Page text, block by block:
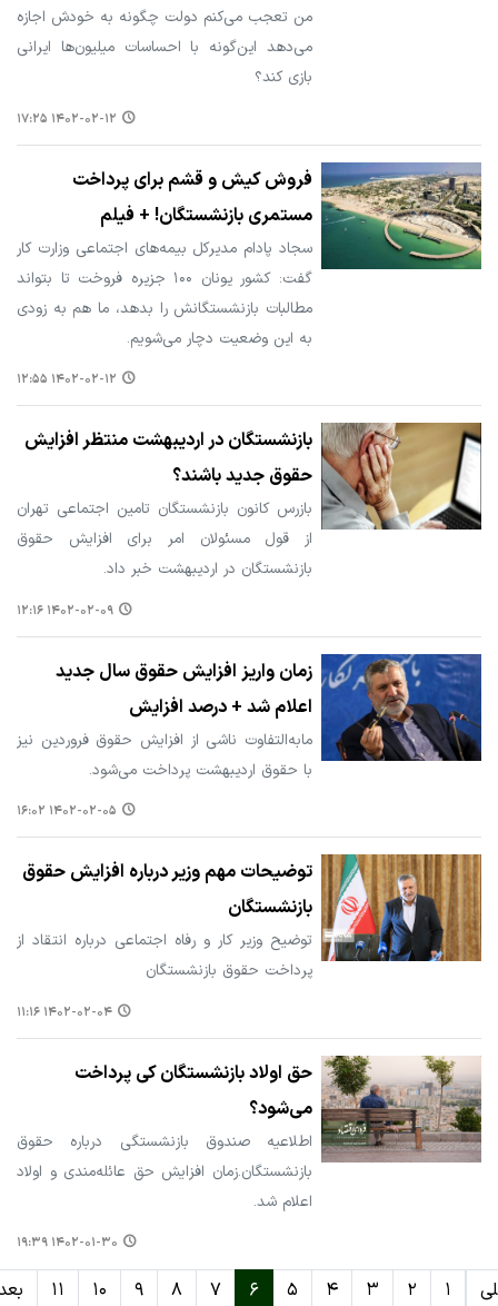
من تعجب می‌کنم دولت چگونه به خودش اجازه
می‌دهد این‌گونه با احساسات میلیون‌ها ایرانی
بازی کند؟
۱۴۰۲-۰۲-۱۲ ۱۷:۲۵
فروش کیش و قشم برای پرداخت
مستمری بازنشستگان! + فیلم
سجاد پادام مدیرکل بیمه‌های اجتماعی وزارت کار
گفت: کشور یونان ۱۰۰ جزیره فروخت تا بتواند
مطالبات بازنشستگانش را بدهد، ما هم به زودی
به این وضعیت دچار می‌شویم.
۱۴۰۲-۰۲-۱۲ ۱۲:۵۵
بازنشستگان در اردیبهشت منتظر افزایش
حقوق جدید باشند؟
بازرس کانون بازنشستگان تامین اجتماعی تهران
از قول مسئولان امر برای افزایش حقوق
بازنشستگان در اردیبهشت خبر داد.
۱۴۰۲-۰۲-۰۹ ۱۲:۱۶
زمان واریز افزایش حقوق سال جدید
اعلام شد + درصد افزایش
مابه‌التفاوت ناشی از افزایش حقوق فروردین نیز
با حقوق اردیبهشت پرداخت می‌شود.
۱۴۰۲-۰۲-۰۵ ۱۶:۰۲
توضیحات مهم وزیر درباره افزایش حقوق
بازنشستگان
توضیح وزیر کار و رفاه اجتماعی درباره انتقاد از
پرداخت حقوق بازنشستگان
۱۴۰۲-۰۲-۰۴ ۱۱:۱۶
حق اولاد بازنشستگان کی پرداخت
می‌شود؟
اطلاعیه صندوق بازنشستگی درباره حقوق
بازنشستگان.زمان افزایش حق عائله‌مندی و اولاد
اعلام شد.
۱۴۰۲-۰۱-۳۰ ۱۹:۳۹
۱ ۲ ۳ ۴ ۵ ۶ ۷ ۸ ۹ ۱۰ ۱۱